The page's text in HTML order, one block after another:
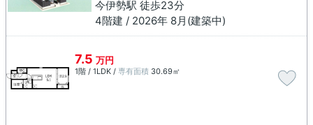
今伊勢駅 徒歩23分
4階建 / 2026年 8月(建築中)
7.5 万円
1階 / 1LDK / 専有面積 30.69㎡